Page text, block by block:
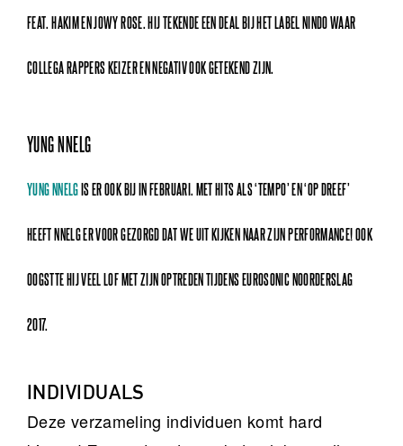
FEAT. HAKIM EN JOWY ROSE. HIJ TEKENDE EEN DEAL BIJ HET LABEL NINDO WAAR
COLLEGA RAPPERS KEIZER EN NEGATIV OOK GETEKEND ZIJN.
YUNG NNELG
YUNG NNELG IS ER OOK BIJ IN FEBRUARI. MET HITS ALS ‘TEMPO’ EN ‘OP DREEF’
HEEFT NNELG ER VOOR GEZORGD DAT WE UIT KIJKEN NAAR ZIJN PERFORMANCE! OOK
OOGSTTE HIJ VEEL LOF MET ZIJN OPTREDEN TIJDENS EUROSONIC NOORDERSLAG
2017.
INDIVIDUALS
Deze verzameling individuen komt hard